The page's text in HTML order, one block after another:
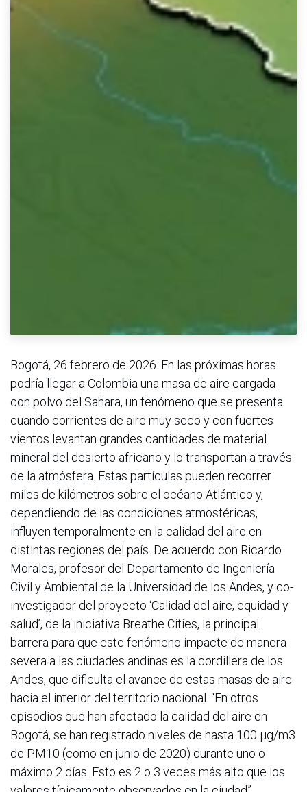
Bogotá, 26 febrero de 2026. En las próximas horas
podría llegar a Colombia una masa de aire cargada
con polvo del Sahara, un fenómeno que se presenta
cuando corrientes de aire muy seco y con fuertes
vientos levantan grandes cantidades de material
mineral del desierto africano y lo transportan a través
de la atmósfera. Estas partículas pueden recorrer
miles de kilómetros sobre el océano Atlántico y,
dependiendo de las condiciones atmosféricas,
influyen temporalmente en la calidad del aire en
distintas regiones del país. De acuerdo con Ricardo
Morales, profesor del Departamento de Ingeniería
Civil y Ambiental de la Universidad de los Andes, y co-
investigador del proyecto ‘Calidad del aire, equidad y
salud’, de la iniciativa Breathe Cities, la principal
barrera para que este fenómeno impacte de manera
severa a las ciudades andinas es la cordillera de los
Andes, que dificulta el avance de estas masas de aire
hacia el interior del territorio nacional. “En otros
episodios que han afectado la calidad del aire en
Bogotá, se han registrado niveles de hasta 100 µg/m3
de PM10 (como en junio de 2020) durante uno o
máximo 2 días. Esto es 2 o 3 veces más alto que los